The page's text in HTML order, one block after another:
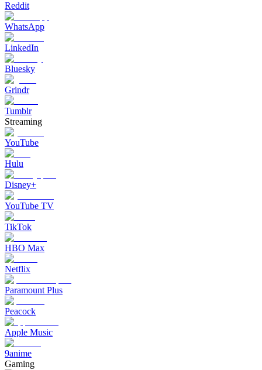
Reddit
WhatsApp
LinkedIn
Bluesky
Grindr
Tumblr
Streaming
YouTube
Hulu
Disney+
YouTube TV
TikTok
HBO Max
Netflix
Paramount Plus
Peacock
Apple Music
9anime
Gaming